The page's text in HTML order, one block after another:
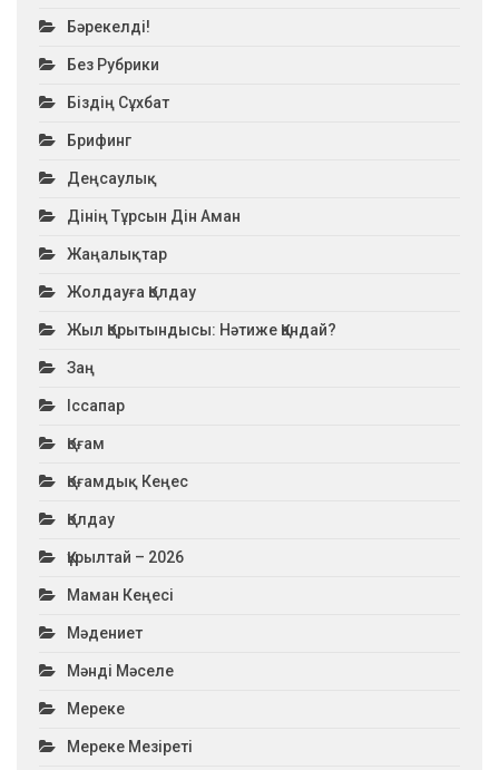
Бәрекелді!
Без Рубрики
Біздің Сұхбат
Брифинг
Деңсаулық
Дінің Тұрсын Дін Аман
Жаңалықтар
Жолдауға Қолдау
Жыл Қорытындысы: Нәтиже Қандай?
Заң
Іссапар
Қоғам
Қоғамдық Кеңес
Қолдау
Құрылтай – 2026
Маман Кеңесі
Мәдениет
Мәнді Мәселе
Мереке
Мереке Мезіреті